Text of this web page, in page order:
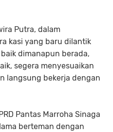
Putra, dalam
kasi yang baru dilantik
dimanapun berada,
segera menyesuaikan
langsung bekerja dengan
Pantas Marroha Sinaga
berteman dengan